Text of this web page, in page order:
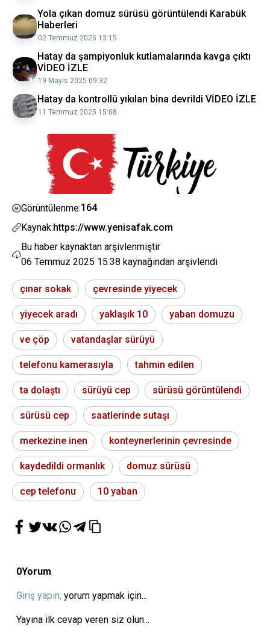
Yola çıkan domuz sürüsü görüntülendi Karabük
Haberleri
02 Temmuz 2025 13:15
Hatay da şampiyonluk kutlamalarında kavga çıktı
VİDEO İZLE
19 Mayıs 2025 09:32
Hatay da kontrollü yıkılan bina devrildi VİDEO İZLE
11 Temmuz 2025 15:08
Görüntülenme:164
Kaynak:https://www.yenisafak.com
Bu haber kaynaktan arşivlenmiştir
06 Temmuz 2025 15:38 kaynağından arşivlendi
çınar sokak çevresinde yiyecek
yiyecek aradı yaklaşık 10 yaban domuzu
ve çöp vatandaşlar sürüyü
telefonu kamerasıyla tahmin edilen
ta dolaştı sürüyü cep sürüsü görüntülendi
sürüsü cep saatlerinde sutaşı
merkezine inen konteynerlerinin çevresinde
kaydedildi ormanlık domuz sürüsü
cep telefonu 10 yaban
0Yorum
Giriş yapın, yorum yapmak için...
Yayına ilk cevap veren siz olun...